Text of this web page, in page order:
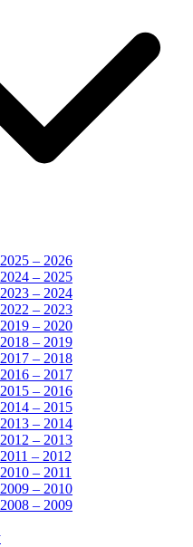
– 2026
– 2025
– 2024
– 2023
– 2020
– 2019
– 2018
– 2017
– 2016
– 2015
– 2014
– 2013
– 2012
– 2011
– 2010
– 2009